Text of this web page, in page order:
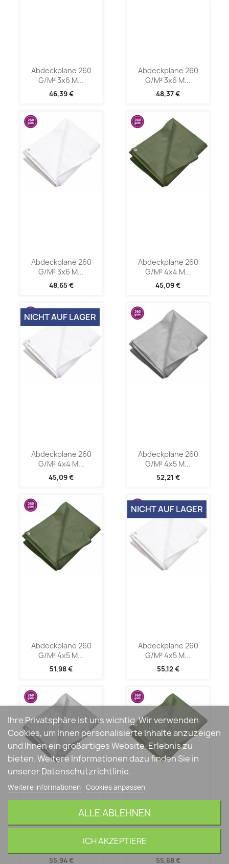
Abdeckplane 260
G/m² 3x6 M...
46,39 €
Abdeckplane 260
G/m² 3x6 M...
48,37 €
Abdeckplane 260
G/m² 3x6 M...
48,65 €
Abdeckplane 260
G/m² 4x4 M...
45,09 €
Abdeckplane 260
G/m² 4x4 M...
45,09 €
NICHT AUF LAGER
Abdeckplane 260
G/m² 4x5 M...
52,21 €
Abdeckplane 260
G/m² 4x5 M...
51,98 €
Abdeckplane 260
G/m² 4x5 M...
55,12 €
NICHT AUF LAGER
Abdeckplane 260
G/m² 4x6 M...
55,94 €
Abdeckplane 260
G/m² 4x6 M...
55,68 €
Ihre Privatsphäre ist uns wichtig. Wir verwenden
Cookies, um Ihnen personalisierte Inhalte anzuzeigen
und Ihnen ein großartiges Website-Erlebnis zu
bieten. Weitere Informationen dazu finden Sie in
unserer Datenschutzrichtlinie.
Weitere Informationen Cookies anpassen
ALLE ABLEHNEN
ICH AKZEPTIERE